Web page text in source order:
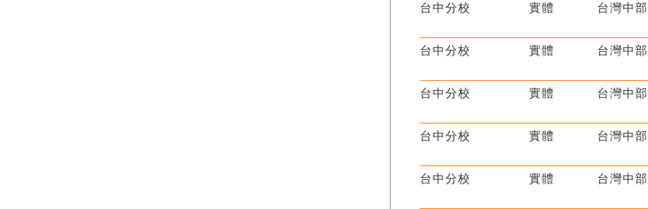
台中分校
實體 台灣中部
台中分校
實體 台灣中部
台中分校
實體 台灣中部
台中分校
實體 台灣中部
台中分校
實體 台灣中部